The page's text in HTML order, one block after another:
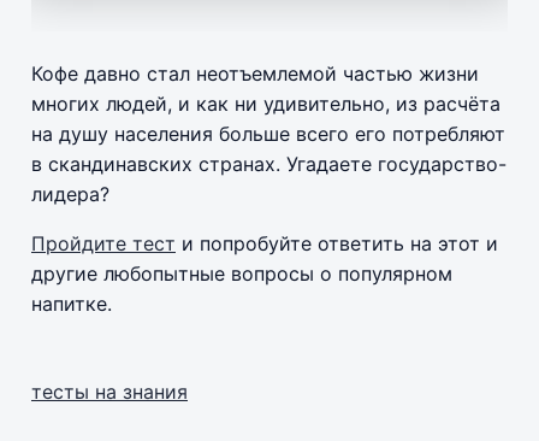
Кофе давно стал неотъемлемой частью жизни
многих людей, и как ни удивительно, из расчёта
на душу населения больше всего его потребляют
в скандинавских странах. Угадаете государство-
лидера?
Пройдите тест и попробуйте ответить на этот и
другие любопытные вопросы о популярном
напитке.
тесты на знания